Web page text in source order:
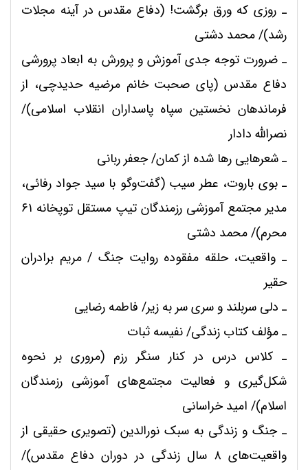
ـ روزی که ورق برگشت! (دفاع مقدس در آینه مجلات
رشد)/ محمد دشتی
ـضرورت توجه جدی آموزش و پرورش به ابعاد پرورشی
دفاع مقدس (پای صحبت خانم مرضیه حدیدچی، از
فرماندهان نخستین سپاه پاسداران انقلاب اسلامی)/
نصرالله دادار
ـشعرهایی رها شده از کمان/ جعفر ربانی
ـبوی باروت، عطر سیب (گفت‌وگو با سید جواد رفائی،
مدیر مجتمع آموزشی رزمندگان تیپ مستقل توپخانه ۶۱
محرم)/ محمد دشتی
ـ واقعیت، حلقه مفقوده روایت جنگ / مریم برادران
حقیر
ـ دلی سربلند و سری سر به زیر/ فاطمه رضایی
ـمؤلف کتاب زندگی/ نفیسه ثبات
ـ کلاس درس در کنار سنگر رزم (مروری بر نحوه
شکل‌گیری و فعالیت مجتمع‌های آموزشی رزمندگان
اسلام)/ امید خراسانی
ـجنگ و زندگی به سبک نورالدین (تصویری حقیقی از
واقعیت‌های ۸ سال زندگی در دوران دفاع مقدس)/